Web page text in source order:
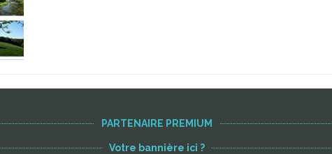
PARTENAIRE PREMIUM
Votre bannière ici ?